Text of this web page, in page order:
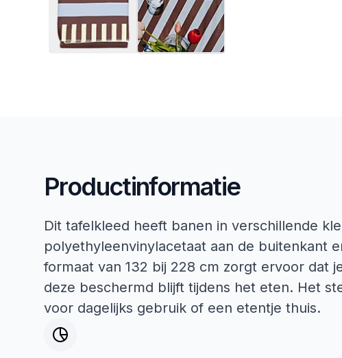
Productinformatie
Dit tafelkleed heeft banen in verschillende
polyethyleenvinylacetaat aan de buitenkant
formaat van 132 bij 228 cm zorgt ervoor dat
deze beschermd blijft tijdens het eten. Het
voor dagelijks gebruik of een etentje thuis.